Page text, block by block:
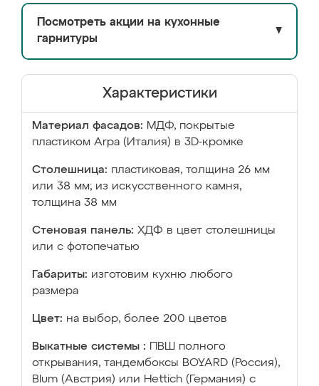
Посмотреть акции на кухонные
гарнитуры
▼
Характеристики
Материал фасадов: МДФ, покрытые
пластиком Arpa (Италия) в 3D-кромке
Столешница: пластиковая, толщина 26 мм
или 38 мм; из искусственного камня,
толщина 38 мм
Стеновая панель: ХДФ в цвет столешницы
или с фотопечатью
Габариты: изготовим кухню любого
размера
Цвет: на выбор, более 200 цветов
Выкатные системы :
ПВШ полного
открывания, тандембоксы BOYARD (Россия),
Blum (Австрия) или Hettich (Германия) с